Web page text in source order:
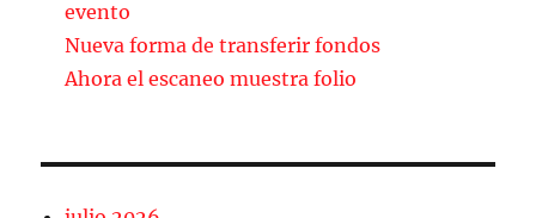
k
evento
Nueva forma de transferir fondos
Ahora el escaneo muestra folio